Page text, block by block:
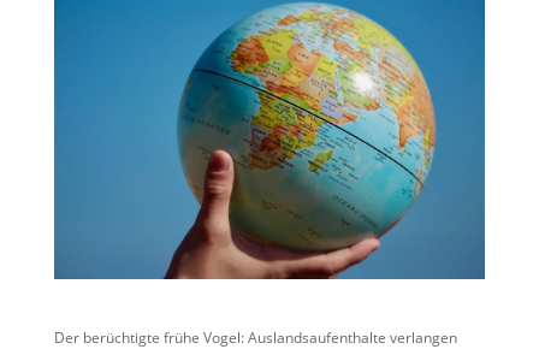
Der berüchtigte frühe Vogel: Auslandsaufenthalte verlangen